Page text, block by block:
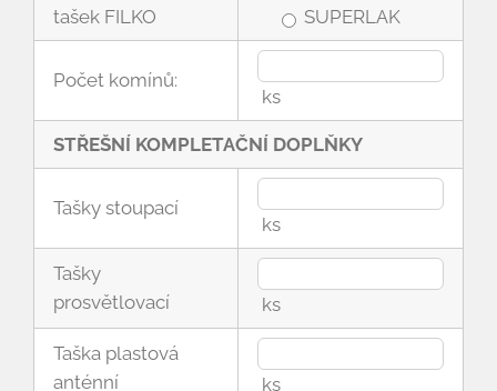
tašek FILKO
SUPERLAK
Počet komínů:
ks
STŘEŠNÍ KOMPLETAČNÍ DOPLŇKY
Tašky stoupací
ks
Tašky
prosvětlovací
ks
Taška plastová
anténní
ks